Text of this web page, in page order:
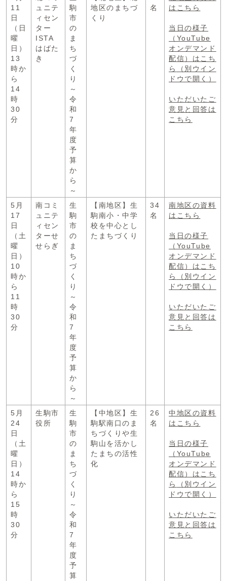
11
日
（日
曜
日）
13
時か
ら
14
時
30
分
ュニテ
ィセン
ター
ISTA
はばた
き
駒
市
の
ま
ち
づ
く
り
～
令
和
7
年
度
予
算
か
ら
～
地区のまちづ
くり
名
はこちら
当日の様子
（YouTube
オンデマンド
配信）はこち
ら
（別ウイン
ドウで開く）
いただいたご
意見と回答は
こちら
5月
17
日
（土
曜
日）
10
時か
ら
11
時
30
分
南コミ
ュニテ
ィセン
ターせ
せらぎ
生
駒
市
の
ま
ち
づ
く
り
～
令
和
7
年
度
予
算
か
ら
～
【南地区】生
駒南小・中学
校を中心とし
たまちづくり
34
名
南地区の資料
はこちら
当日の様子
（YouTube
オンデマンド
配信）はこち
ら
（別ウイン
ドウで開く）
いただいたご
意見と回答は
こちら
5月
24
日
（土
曜
日）
14
時か
ら
15
時
30
分
生駒市
役所
生
駒
市
の
ま
ち
づ
く
り
～
令
和
7
年
度
予
算
【中地区】生
駒駅南口のま
ちづくりや生
駒山を活かし
たまちの活性
化
26
名
中地区の資料
はこちら
当日の様子
（YouTube
オンデマンド
配信）はこち
ら
（別ウイン
ドウで開く）
いただいたご
意見と回答は
こちら